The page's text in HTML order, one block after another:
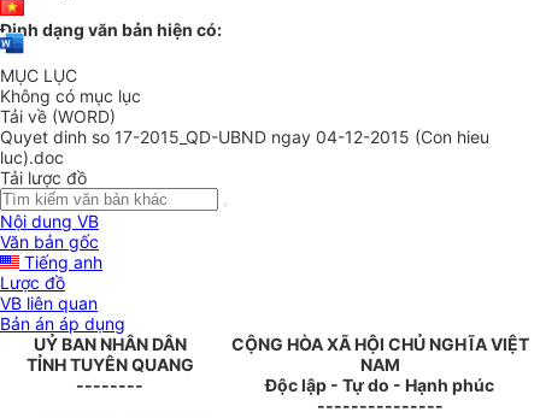
Định dạng văn bản hiện có:
MỤC LỤC
Không có mục lục
Tải về (WORD)
Quyet dinh so 17-2015_QD-UBND ngay 04-12-2015 (Con hieu
luc).doc
Tải lược đồ
Nội dung VB
Văn bản gốc
Tiếng anh
Lược đồ
VB liên quan
Bản án áp dụng
UỶ BAN NHÂN DÂN
TỈNH TUYÊN QUANG
--------
CỘNG HÒA XÃ HỘI CHỦ NGHĨA VIỆT
NAM
Độc lập - Tự do - Hạnh phúc
---------------